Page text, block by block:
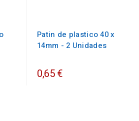
Patin de plastico 40 x
14mm - 2 Unidades
0,65 €